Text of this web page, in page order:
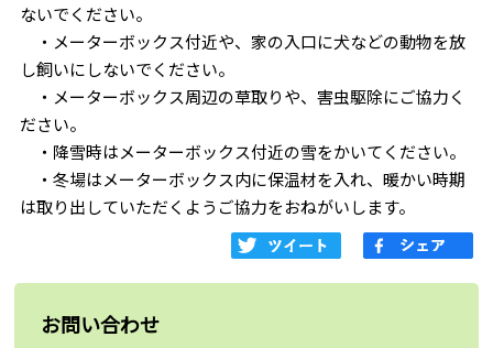
ないでください。
・メーターボックス付近や、家の入口に犬などの動物を放
し飼いにしないでください。
・メーターボックス周辺の草取りや、害虫駆除にご協力く
ださい。
・降雪時はメーターボックス付近の雪をかいてください。
・冬場はメーターボックス内に保温材を入れ、暖かい時期
は取り出していただくようご協力をおねがいします。
お問い合わせ